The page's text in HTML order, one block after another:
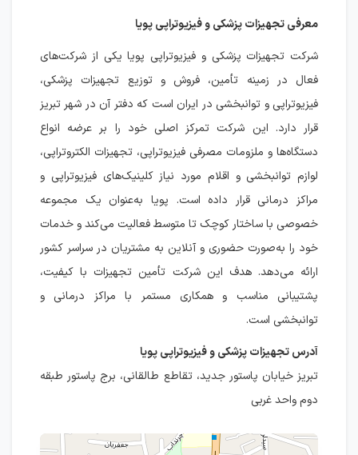
معرفی تجهیزات پزشکی و فیزیوتراپی پویا
شرکت تجهیزات پزشکی و فیزیوتراپی پویا یکی از شرکت‌های
فعال در زمینه تأمین، فروش و توزیع تجهیزات پزشکی،
فیزیوتراپی و توانبخشی در ایران است که دفتر آن در شهر تبریز
قرار دارد. این شرکت تمرکز اصلی خود را بر عرضه انواع
دستگاه‌ها و ملزومات مصرفی فیزیوتراپی، تجهیزات الکتروتراپی،
لوازم توانبخشی و اقلام مورد نیاز کلینیک‌های فیزیوتراپی و
مراکز درمانی قرار داده است. پویا به‌عنوان یک مجموعه
خصوصی با ساختار کوچک تا متوسط فعالیت می‌کند و خدمات
خود را به‌صورت حضوری و آنلاین به مشتریان در سراسر کشور
ارائه می‌دهد. هدف این شرکت تأمین تجهیزات با کیفیت،
پشتیبانی مناسب و همکاری مستمر با مراکز درمانی و
توانبخشی است.
آدرس تجهیزات پزشکی و فیزیوتراپی پویا
تبریز خیابان پاستور جدید، تقاطع طالقانی، برج پاستور طبقه
دوم واحد غربی